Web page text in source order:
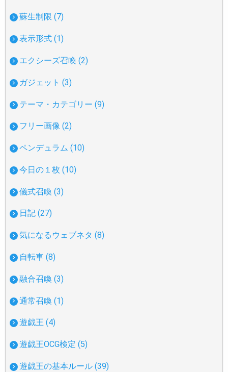
蘇生制限 (7)
表示形式 (1)
エクシーズ召喚 (2)
ガジェット (3)
テーマ・カテゴリー (9)
フリー画像 (2)
ペンデュラム (10)
今日の１枚 (10)
儀式召喚 (3)
日記 (27)
気になるウェブネタ (8)
自転車 (8)
融合召喚 (3)
通常召喚 (1)
遊戯王 (4)
遊戯王OCG検定 (5)
遊戯王の基本ルール (39)